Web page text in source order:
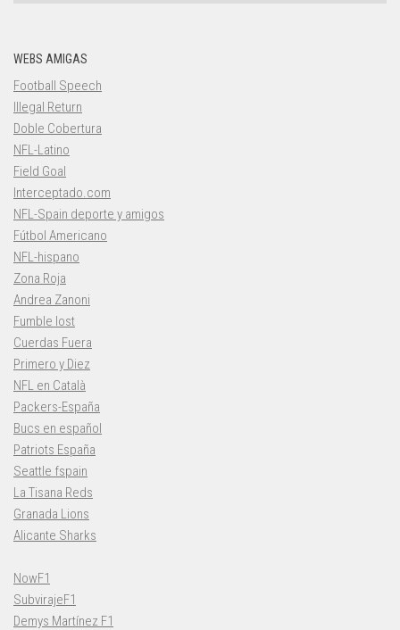
WEBS AMIGAS
Football Speech
Illegal Return
Doble Cobertura
NFL-Latino
Field Goal
Interceptado.com
NFL-Spain deporte y amigos
Fútbol Americano
NFL-hispano
Zona Roja
Andrea Zanoni
Fumble lost
Cuerdas Fuera
Primero y Diez
NFL en Català
Packers-España
Bucs en español
Patriots España
Seattle fspain
La Tisana Reds
Granada Lions
Alicante Sharks
NowF1
SubvirajeF1
Demys Martínez F1